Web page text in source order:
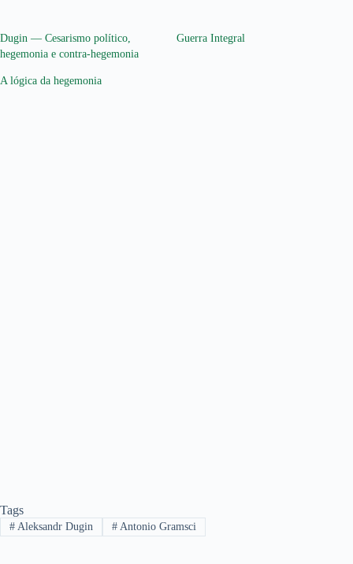
Dugin — Cesarismo político,
hegemonia e contra-hegemonia
Guerra Integral
A lógica da hegemonia
Tags
#Aleksandr Dugin #Antonio Gramsci